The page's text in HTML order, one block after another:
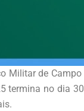
Militar de
termina no dia